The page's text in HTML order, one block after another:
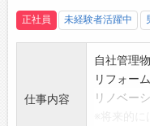
正社員 未経験者活躍中
仕事内容
自社管理
リフォー
リノベー